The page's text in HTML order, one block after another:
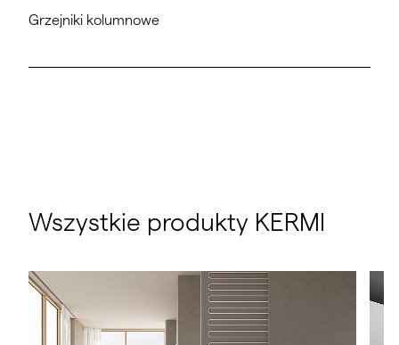
Grzejniki kolumnowe
Wszystkie produkty KERMI